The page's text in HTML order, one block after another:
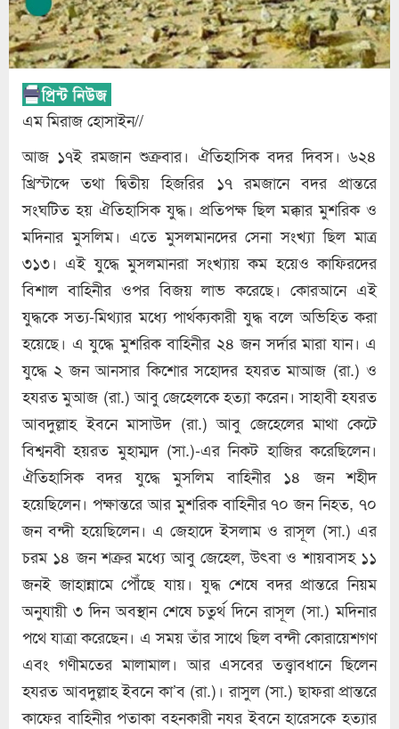
এম মিরাজ হোসাইন//
আজ ১৭ই রমজান শুক্রবার। ঐতিহাসিক বদর দিবস। ৬২৪
খ্রিস্টাব্দে তথা দ্বিতীয় হিজরির ১৭ রমজানে বদর প্রান্তরে
সংঘটিত হয় ঐতিহাসিক যুদ্ধ। প্রতিপক্ষ ছিল মক্কার মুশরিক ও
মদিনার মুসলিম। এতে মুসলমানদের সেনা সংখ্যা ছিল মাত্র
৩১৩। এই যুদ্ধে মুসলমানরা সংখ্যায় কম হয়েও কাফিরদের
বিশাল বাহিনীর ওপর বিজয় লাভ করেছে। কোরআনে এই
যুদ্ধকে সত্য-মিথ্যার মধ্যে পার্থক্যকারী যুদ্ধ বলে অভিহিত করা
হয়েছে। এ যুদ্ধে মুশরিক বাহিনীর ২৪ জন সর্দার মারা যান। এ
যুদ্ধে ২ জন আনসার কিশোর সহোদর হযরত মাআজ (রা.) ও
হযরত মুআজ (রা.) আবু জেহেলকে হত্যা করেন। সাহাবী হযরত
আবদুল্লাহ ইবনে মাসাউদ (রা.) আবু জেহেলের মাথা কেটে
বিশ্বনবী হয়রত মুহাম্মদ (সা.)-এর নিকট হাজির করেছিলেন।
ঐতিহাসিক বদর যুদ্ধে মুসলিম বাহিনীর ১৪ জন শহীদ
হয়েছিলেন। পক্ষান্তরে আর মুশরিক বাহিনীর ৭০ জন নিহত, ৭০
জন বন্দী হয়েছিলেন। এ জেহাদে ইসলাম ও রাসূল (সা.) এর
চরম ১৪ জন শক্রর মধ্যে আবু জেহেল, উৎবা ও শায়বাসহ ১১
জনই জাহান্নামে পৌঁছে যায়। যুদ্ধ শেষে বদর প্রান্তরে নিয়ম
অনুযায়ী ৩ দিন অবস্থান শেষে চতুর্থ দিনে রাসূল (সা.) মদিনার
পথে যাত্রা করেছেন। এ সময় তাঁর সাথে ছিল বন্দী কোরায়েশগণ
এবং গণীমতের মালামাল। আর এসবের তত্ত্বাবধানে ছিলেন
হযরত আবদুল্লাহ ইবনে কা’ব (রা.)। রাসুল (সা.) ছাফরা প্রান্তরে
কাফের বাহিনীর পতাকা বহনকারী নযর ইবনে হারেসকে হত্যার